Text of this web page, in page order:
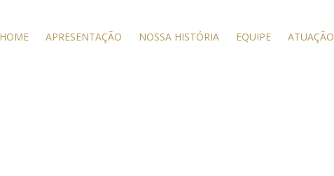
HOME APRESENTAÇÃO NOSSA HISTÓRIA EQUIPE ATUAÇÃO